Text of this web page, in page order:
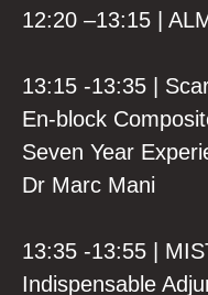
12:20 –13:15 |
13:15 -13:35 |
En-block
Seven Year
Dr Marc Mani
13:35 -13:55 |
Indispensable